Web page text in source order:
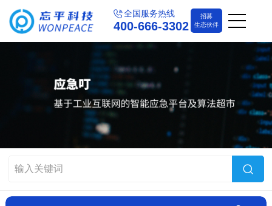
全国服务热线
400-666-3302
招募
生态伙伴